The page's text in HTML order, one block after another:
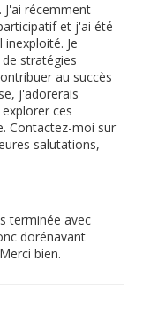
J'ai récemment
et j'ai été
Je
stratégies
au succès
j'adorerais
ces
Contactez-moi sur
salutations,
terminée avec
dorénavant
bien.